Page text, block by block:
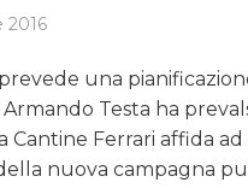
2016
una
Armando Testa ha
Cantine Ferrari affida
nuova campagna